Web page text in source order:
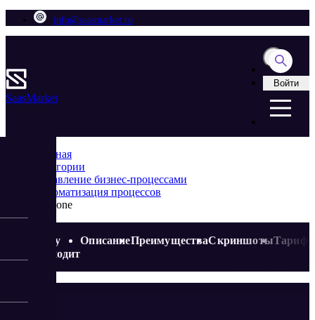
info@saasmarket.ru
SaasMarket
Войти
Главная
Категории
Управление бизнес-процессами
Автоматизация процессов
dmp.one
Кому
подходит
ОписаниеПреимуществаСкриншоты